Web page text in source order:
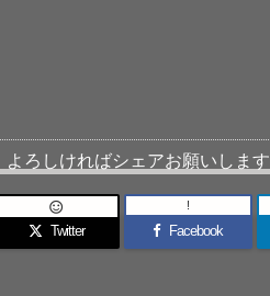
よろしければシェアお願いします
Twitter

Facebook
!